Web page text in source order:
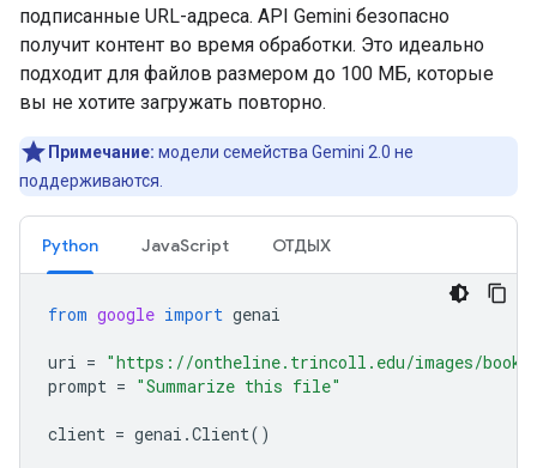
подписанные URL-адреса. API Gemini безопасно
получит контент во время обработки. Это идеально
подходит для файлов размером до 100 МБ, которые
вы не хотите загружать повторно.
Примечание: модели семейства Gemini 2.0 не
поддерживаются.
Python JavaScript ОТДЫХ
from google import genai
uri = "https://ontheline.trincoll.edu/images/
prompt = "Summarize this file"
client = genai .Client()